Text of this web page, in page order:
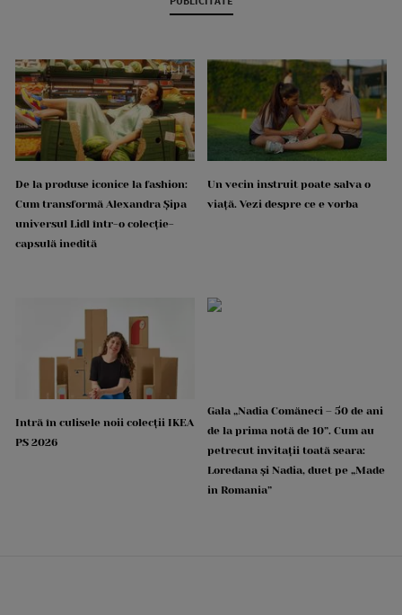
De la produse iconice la fashion:
Cum transformă Alexandra Șipa
universul Lidl într-o colecție-
capsulă inedită
Un vecin instruit poate salva o
viață. Vezi despre ce e vorba
Intră în culisele noii colecții IKEA
PS 2026
Gala „Nadia Comăneci – 50 de ani
de la prima notă de 10”. Cum au
petrecut invitații toată seara:
Loredana și Nadia, duet pe „Made
in Romania”